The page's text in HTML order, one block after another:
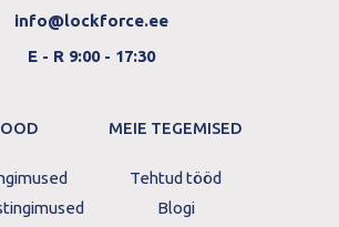
info@lockforce.ee
E - R 9:00 - 17:30
MEIE TEGEMISED
Tehtud tööd
Blogi